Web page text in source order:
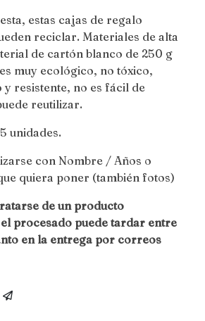
estas cajas de regalo
reciclar. Materiales de alta
de cartón blanco de 250 g
muy ecológico, no tóxico,
resistente, no es fácil de
reutilizar.
unidades.
con Nombre / Años o
quiera poner (también fotos)
de un producto
procesado puede tardar entre
en la entrega por correos